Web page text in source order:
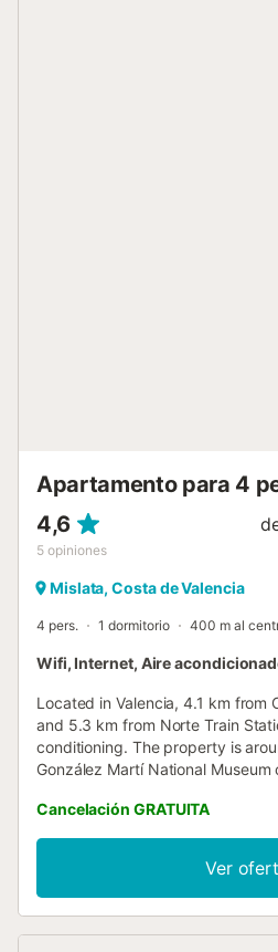
Apartamento para 4
4,6
5 opiniones
Mislata, Costa de Valencia
4 pers. 1 dormitorio 400 m al
Wifi, Internet, Aire
Located in Valencia, 4.1 km from
and 5.3 km from Norte Train
conditioning. The property is
González Martí National Museum
Cancelación GRATUITA
Ver